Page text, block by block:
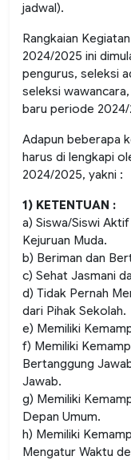
jadwal).
Rangkaian
2024/2025 ini
pengurus, seleksi
seleksi
baru periode
Adapun beberapa
harus di lengkapi
2024/2025, yakni :
1) KETENTUAN :
a) Siswa/Siswi
Kejuruan Muda.
b) Beriman dan
c) Sehat Jasmani
d) Tidak Pernah
dari Pihak Sekolah.
e) Memiliki
f) Memiliki
Bertanggung
Jawab.
g) Memiliki
Depan Umum.
h) Memiliki
Mengatur Waktu